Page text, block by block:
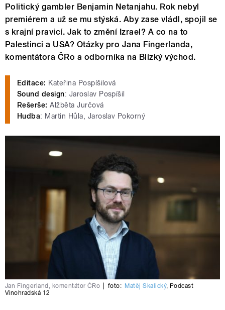
Politický gambler Benjamin Netanjahu. Rok nebyl
premiérem a už se mu stýská. Aby zase vládl, spojil se
s krajní pravicí. Jak to změní Izrael? A co na to
Palestinci a USA? Otázky pro Jana Fingerlanda,
komentátora ČRo a odborníka na Blízký východ.
Editace: Kateřina Pospíšilová
Sound design: Jaroslav Pospíšil
Rešerše: Alžběta Jurčová
Hudba: Martin Hůla, Jaroslav Pokorný
Jan Fingerland, komentátor ČRo foto: Matěj Skalický, Podcast
Vinohradská 12